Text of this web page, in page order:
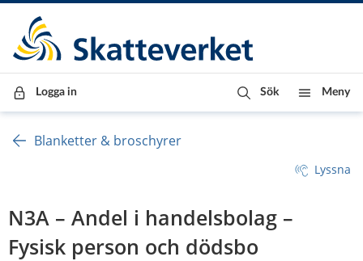
Till innehåll
Till navigationen
Till chattrobot
Logga in Sök Meny
Blanketter & broschyrer
Lyssna
N3A – Andel i handelsbolag –
Fysisk person och dödsbo